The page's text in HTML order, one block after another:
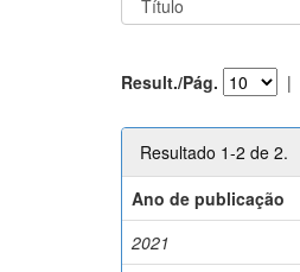
Result./Pág. |
Resultado 1-2 de 2.
Ano de publicação
2021